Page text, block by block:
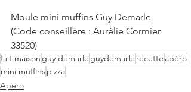
Moule mini muffins Guy Demarle
(Code conseillère : Aurélie Cormier
33520)
fait maison guy demarle guydemarle recette apéro
mini muffinspizza
Apéro